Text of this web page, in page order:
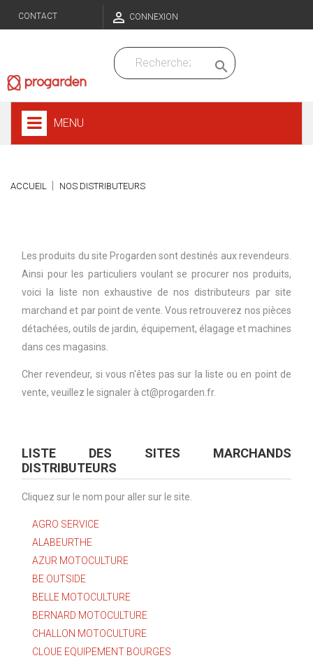
CONTACT  CONNEXION

MENU
ACCUEIL NOS DISTRIBUTEURS
Les produits du site Progarden sont destinés aux revendeurs.
Ainsi pour les particuliers voulant se procurer nos produits,
voici la liste non exhaustive de nos distributeurs par site
marchand et par point de vente. Vous retrouverez nos pièces
détachées, outils de jardin, équipement, élagage et machines
dans ces magasins.
Cher revendeur, si vous n'êtes pas sur la liste ou en point de
vente, veuillez le signaler à ct@progarden.fr.
LISTE DES SITES MARCHANDS
DISTRIBUTEURS
Cliquez sur le nom pour aller sur le site.
AGRO SERVICE
ALABEURTHE
AZUR MOTOCULTURE
BE OUTSIDE
BELLE MOTOCULTURE
BERNARD MOTOCULTURE
CHALLON MOTOCULTURE
CLOUE EQUIPEMENT BOURGES